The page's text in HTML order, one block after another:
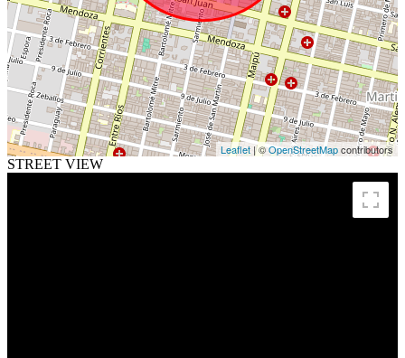
Leaflet | ©OpenStreetMapcontributors
STREET VIEW